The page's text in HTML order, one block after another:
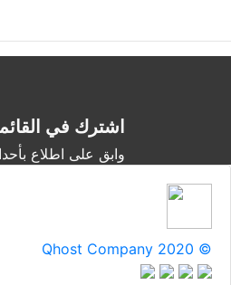
اشترك في
وابق على اطلاع
Qhost Company 2020 ©